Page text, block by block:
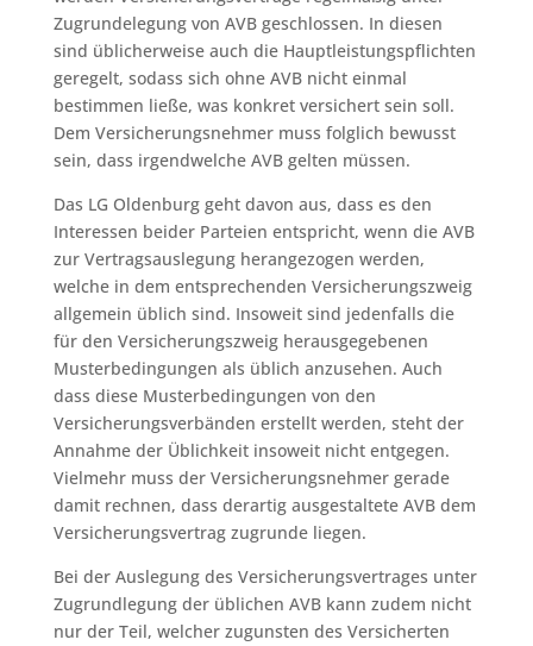
Zugrundelegung von AVB geschlossen. In diesen
sind üblicherweise auch die Hauptleistungspflichten
geregelt, sodass sich ohne AVB nicht einmal
bestimmen ließe, was konkret versichert sein soll.
Dem Versicherungsnehmer muss folglich bewusst
sein, dass irgendwelche AVB gelten müssen.
Das LG Oldenburg geht davon aus, dass es den
Interessen beider Parteien entspricht, wenn die AVB
zur Vertragsauslegung herangezogen werden,
welche in dem entsprechenden Versicherungszweig
allgemein üblich sind. Insoweit sind jedenfalls die
für den Versicherungszweig herausgegebenen
Musterbedingungen als üblich anzusehen. Auch
dass diese Musterbedingungen von den
Versicherungsverbänden erstellt werden, steht der
Annahme der Üblichkeit insoweit nicht entgegen.
Vielmehr muss der Versicherungsnehmer gerade
damit rechnen, dass derartig ausgestaltete AVB dem
Versicherungsvertrag zugrunde liegen.
Bei der Auslegung des Versicherungsvertrages unter
Zugrundlegung der üblichen AVB kann zudem nicht
nur der Teil, welcher zugunsten des Versicherten